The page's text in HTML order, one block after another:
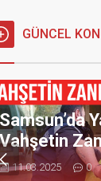
GÜNCEL
Samsun’un
Lezzeti